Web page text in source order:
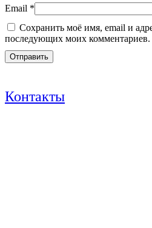
Email *
Сохранить моё имя, email и
последующих моих комментариев.
Контакты